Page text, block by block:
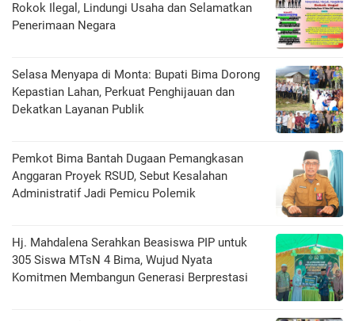
Rokok Ilegal, Lindungi Usaha dan Selamatkan
Penerimaan Negara
Selasa Menyapa di Monta: Bupati Bima Dorong
Kepastian Lahan, Perkuat Penghijauan dan
Dekatkan Layanan Publik
Pemkot Bima Bantah Dugaan Pemangkasan
Anggaran Proyek RSUD, Sebut Kesalahan
Administratif Jadi Pemicu Polemik
Hj. Mahdalena Serahkan Beasiswa PIP untuk
305 Siswa MTsN 4 Bima, Wujud Nyata
Komitmen Membangun Generasi Berprestasi